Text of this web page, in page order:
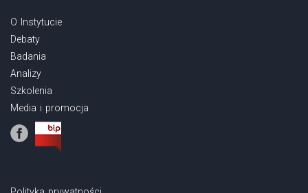
O Instytucie
Debaty
Badania
Analizy
Szkolenia
Media i promocja